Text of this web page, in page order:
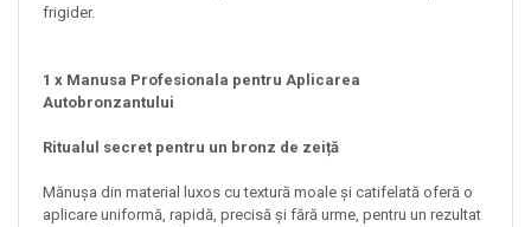
frigider.
1 x Manusa Profesionala pentru Aplicarea
Autobronzantului
Ritualul secret pentru un bronz de zeiță
Mănușa din material luxos cu textură moale și catifelată oferă o
aplicare uniformă, rapidă, precisă și fără urme, pentru un rezultat